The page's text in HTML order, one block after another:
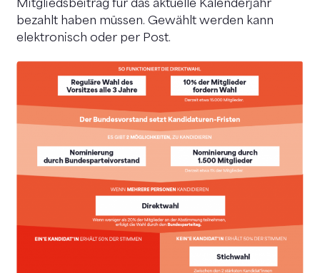
Mitgliedsbeitrag für das aktuelle Kalenderjahr
bezahlt haben müssen. Gewählt werden kann
elektronisch oder per Post.